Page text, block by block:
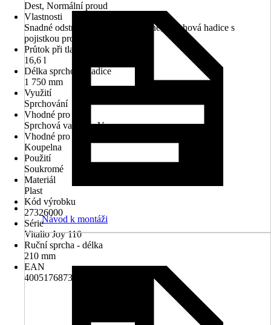
Dest, Normální proud
Vlastnosti
Snadné odstranění vodního kamene, Sprchová hadice s
pojistkou proti překroucení
Průtok při tlaku 3 bary
16,6 l
Délka sprchové hadice
1 750 mm
Využití
Sprchování
Vhodné pro
Sprchová vanička, Vana
Vhodné pro prostory
Koupelna
Použití
Soukromé
Materiál
Plast
Kód výrobku
27326000
Série
Vitalio Joy 110
Ruční sprcha - délka
210 mm
EAN
4005176873119
Návod k montáži